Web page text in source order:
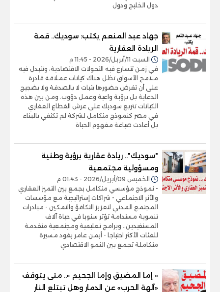
دول الخليج ودول
جهاد عبد المنعم يكتب: سوديك.. قمة
الريادة العقارية
السبت 11/أبريل/2026 - 11:45 م
في زمن تتسارع فيه التحولات الاقتصادية، وتتبدل فيه
ملامح الأسواق تظل هناك كيانات عملاقة قادرة
على أن تفرض حضورها بثبات لا بالصدفة ولا بضجيج
الدعاية بل برؤية واعية وعمل دؤوب. ومن بين هذه
الكيانات تتربع سوديك على عرش القطاع العقاري
في مصر كنموذج متكامل لشركة لم تكتفي بالبناء
بل أعادت صياغة مفهوم الحياة
"سوديك".. ريادة عقارية برؤية وطنية
ومسؤولية مجتمعية
الخميس 09/أبريل/2026 - 01:43 م
- نموذج مؤسسي متكامل يجمع بين التميز العقاري
والأثر الاجتماعي - شراكات إستراتيجية مع مؤسسات
المجتمع المدني لتعزيز التكافؤ والتمكين - مبادرات
تنموية مستدامة تؤثر سنويا في حياة آلاف
المستفيدين.. وبرامج تعليمية ومجتمعية متقدمة
للفئات الأكثر احتياجا - أيمن عامر يقود مسيرة
متكاملة تجمع بين النمو الاقتصادي
« إما المضيق وإما الجحيم ».. متى يتوقف
«آلهة الحرب» عن الدمار وهل تبتلع النار